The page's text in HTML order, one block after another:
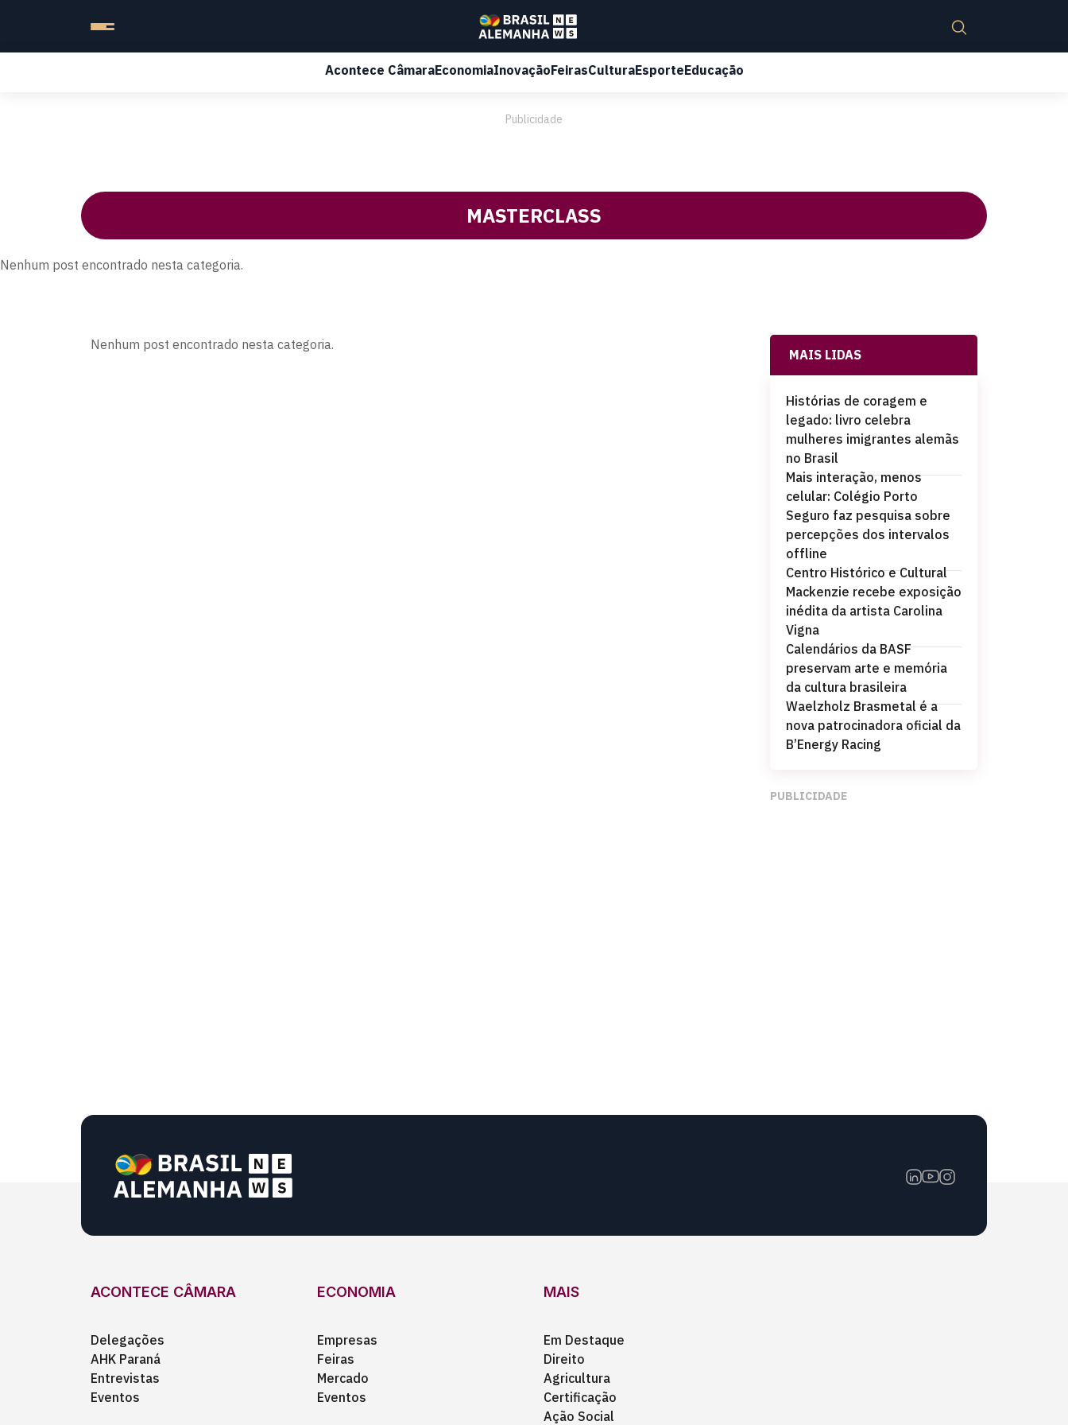
Acontece CâmaraEconomiaInovaçãoFeirasCulturaEsporteEducação
Publicidade
MASTERCLASS
Nenhum post encontrado nesta categoria.
Nenhum post encontrado nesta categoria.
MAIS LIDAS
Histórias de coragem e
legado: livro celebra
mulheres imigrantes alemãs
no Brasil
Mais interação, menos
celular: Colégio Porto
Seguro faz pesquisa sobre
percepções dos intervalos
offline
Centro Histórico e Cultural
Mackenzie recebe exposição
inédita da artista Carolina
Vigna
Calendários da BASF
preservam arte e memória
da cultura brasileira
Waelzholz Brasmetal é a
nova patrocinadora oficial da
B’Energy Racing
PUBLICIDADE
ACONTECE CÂMARA
Delegações
AHK Paraná
Entrevistas
Eventos
ECONOMIA
Empresas
Feiras
Mercado
Eventos
MAIS
Em Destaque
Direito
Agricultura
Certificação
Ação Social